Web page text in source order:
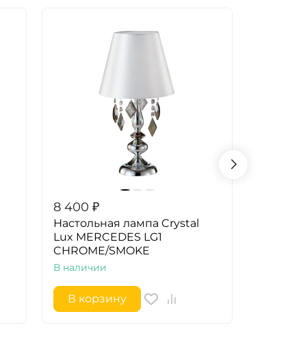
8 400 ₽
Настольная лампа Crystal
Lux MERCEDES LG1
CHROME/SMOKE
В наличии
В корзину